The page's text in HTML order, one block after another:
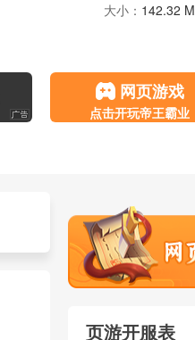
大小： 142.32 M
网页游戏
页游开服表